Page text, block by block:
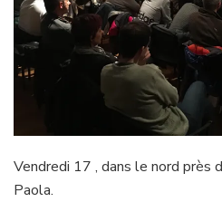
Vendredi 17 , dans le nord près
Paola.